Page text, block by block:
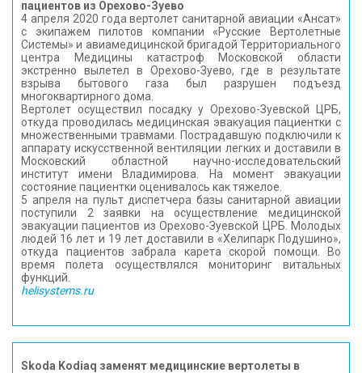
пациентов из Орехово-Зуево
4 апреля 2020 года вертолет санитарной авиации «Ансат»
c экипажем пилотов компании «Русские Вертолетные
Системы» и авиамедицинской бригадой Территориального
центра Медицины катастроф Московской области
экстренно вылетел в Орехово-Зуево, где в результате
взрыва бытового газа был разрушен подъезд
многоквартирного дома.
Вертолет осуществил посадку у Орехово-Зуевской ЦРБ,
откуда проводилась медицинская эвакуация пациентки с
множественными травмами. Пострадавшую подключили к
аппарату искусственной вентиляции легких и доставили в
Московский областной научно-исследовательский
институт имени Владимирова. На момент эвакуации
состояние пациентки оценивалось как тяжелое.
5 апреля на пульт диспетчера базы санитарной авиации
поступили 2 заявки на осуществление медицинской
эвакуации пациентов из Орехово-Зуевской ЦРБ. Молодых
людей 16 лет и 19 лет доставили в «Хелипарк Подушино»,
откуда пациентов забрала карета скорой помощи. Во
время полета осуществлялся мониторинг витальных
функций.
helisystems.ru
Skoda Kodiaq заменят медицинские вертолеты в